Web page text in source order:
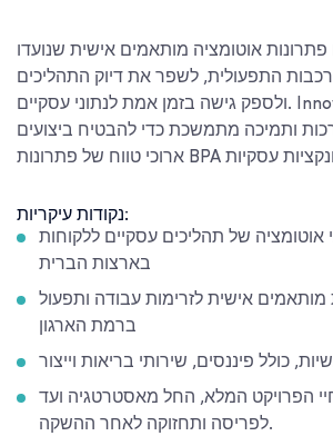
אוטומציה מותאמים אישית שנועדו
התפעולית, לשפר את דיוק התהליכים
ולספק גישה בזמן אמת לנתוני עסקיים. Innowise מציעה גם
ותמיכה מתמשכת כדי להבטיח ביצועים
נקודות עיקריות:
של תהליכים עסקיים ללקוחות
בארצות הברית
אישית לזרימות עבודה ותפעול
ברמת הארגון
כולל פיננסים, שירותי בריאות וייצור
הפרויקט המלא, החל מאסטרטגיה ועד
לפריסה ותחזוקה לאחר ההשקה.